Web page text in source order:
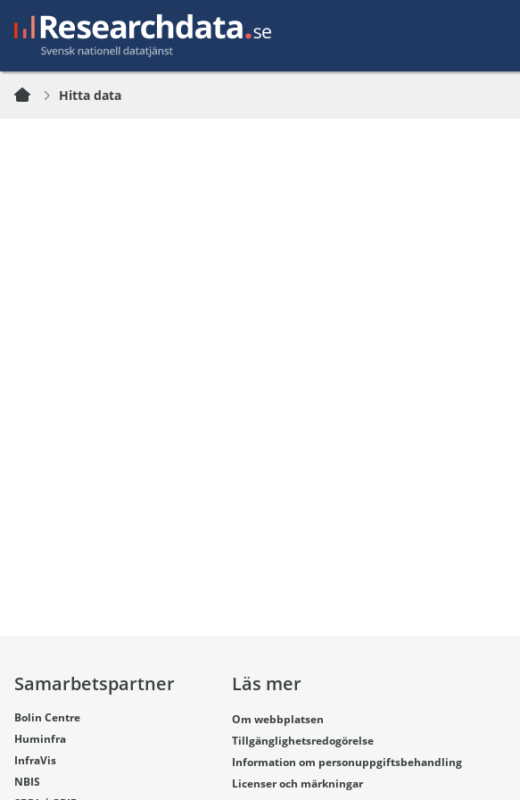
Hitta data
Samarbetspartner
Bolin Centre
Huminfra
InfraVis
NBIS
Läs mer
Om webbplatsen
Tillgänglighetsredogörelse
Information om personuppgiftsbehandling
Licenser och märkningar